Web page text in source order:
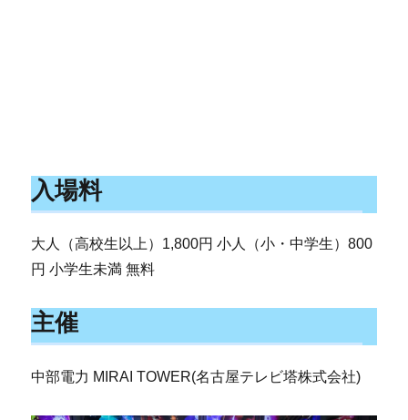
入場料
大人（高校生以上）1,800円 小人（小・中学生）800
円 小学生未満 無料
主催
中部電力 MIRAI TOWER(名古屋テレビ塔株式会社)